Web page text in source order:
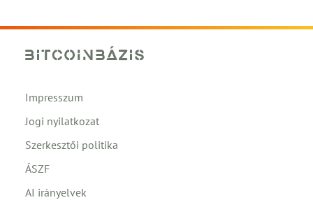
Impresszum
Jogi nyilatkozat
Szerkesztői politika
ÁSZF
AI irányelvek